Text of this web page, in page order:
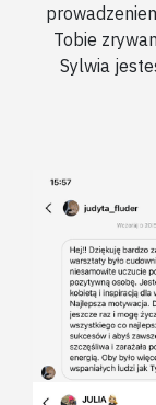
Tobie
Sylwia